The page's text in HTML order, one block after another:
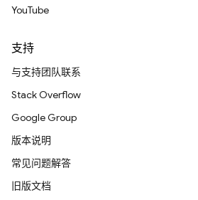
YouTube
支持
与支持团队联系
Stack Overflow
Google Group
版本说明
常见问题解答
旧版文档